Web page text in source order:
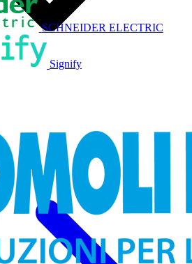
SCHNEIDER ELECTRIC
Signify